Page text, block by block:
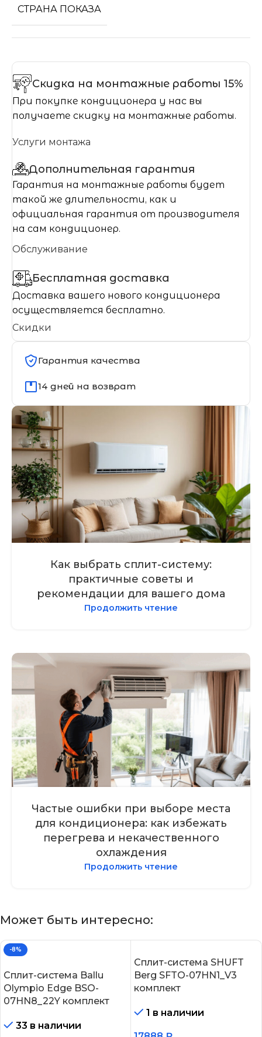
СТРАНА ПОКАЗА
Скидка на монтажные работы 15%
При покупке кондиционера у нас вы
получаете скидку на монтажные работы.
Услуги монтажа
Дополнительная гарантия
Гарантия на монтажные работы будет
такой же длительности, как и
официальная гарантия от производителя
на сам кондиционер.
Обслуживание
Бесплатная доставка
Доставка вашего нового кондиционера
осуществляется бесплатно.
Скидки
Гарантия качества
14 дней на возврат
Как выбрать сплит-систему:
практичные советы и
рекомендации для вашего дома
Продолжить чтение
Частые ошибки при выборе места
для кондиционера: как избежать
перегрева и некачественного
охлаждения
Продолжить чтение
Может быть интересно:
-8%
Сплит-система Ballu
Olympio Edge BSO-
07HN8_22Y комплект
33 в наличии
Сплит-система SHUFT
Berg SFTO-07HN1_V3
комплект
1 в наличии